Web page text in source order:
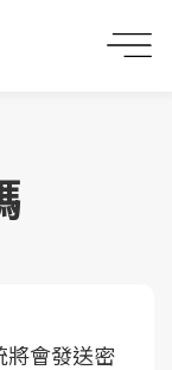
將會發送密